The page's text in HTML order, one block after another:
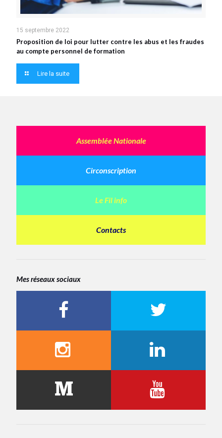
15 septembre 2022
Proposition de loi pour lutter contre les abus et les fraudes
au compte personnel de formation
Lire la suite
Assemblée Nationale
Circonscription
Le Fil info
Contacts
Mes réseaux sociaux